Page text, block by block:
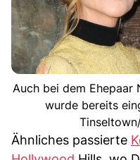
Auch bei dem Ehepaar
wurde bereits
Ähnliches passierte